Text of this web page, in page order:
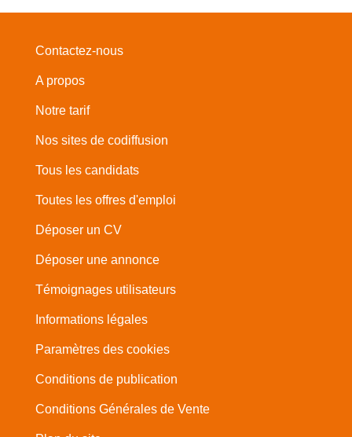
Contactez-nous
A propos
Notre tarif
Nos sites de codiffusion
Tous les candidats
Toutes les offres d'emploi
Déposer un CV
Déposer une annonce
Témoignages utilisateurs
Informations légales
Paramètres des cookies
Conditions de publication
Conditions Générales de Vente